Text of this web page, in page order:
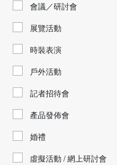
會議／研討會
展覽活動
時裝表演
戶外活動
記者招待會
產品發佈會
婚禮
虛擬活動 / 網上研討會